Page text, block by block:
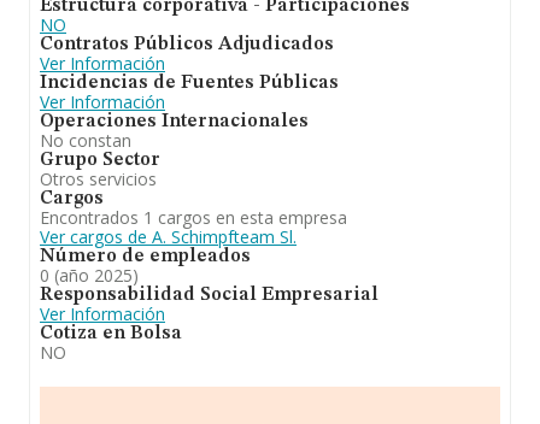
empleados de las empresas es de 2.
Para concluir,A. Schimpfteam S.Lse emplea en otras
actividades deportivas; comercio al por menor de
artículos deportivos en establecimientos especializados.
Se ha posicionado mejor en el ranking sectorial (Otras
actividades deportivas) frente al 2024. Se ha
posicionado mejor en el ranking nacional (de todas las
empresas presentes en el territorio) frente al 2024.
Estructura corporativa - Participaciones
NO
Contratos Públicos Adjudicados
Ver Información
Incidencias de Fuentes Públicas
Ver Información
Operaciones Internacionales
No constan
Grupo Sector
Otros servicios
Cargos
Encontrados 1 cargos en esta empresa
Ver cargos de A. Schimpfteam Sl.
Número de empleados
0 (año 2025)
Responsabilidad Social Empresarial
Ver Información
Cotiza en Bolsa
NO